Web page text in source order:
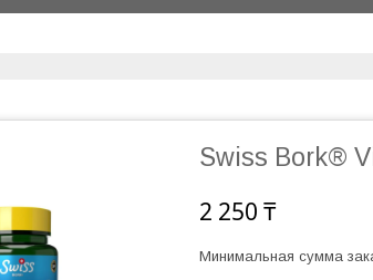
Swiss Bork®
2 250 ₸
Минимальная сумма